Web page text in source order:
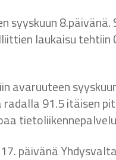
8.päivänä.
laukaisu tehtiin
avaruuteen
91.5 itäisen
päivänä